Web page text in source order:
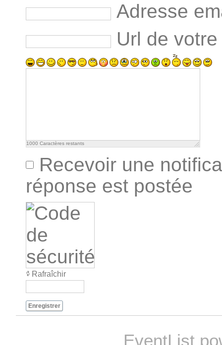
Adresse
Url de
1000 Caractères restants
Recevoir une
réponse est postée
Rafraîchir
Enregistrer
EventList